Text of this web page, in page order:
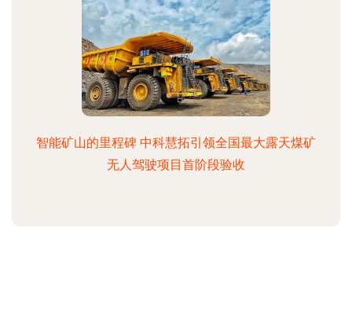
智能矿山的里程碑 中科慧拓引领全国最大露天煤矿
无人驾驶项目首阶段验收